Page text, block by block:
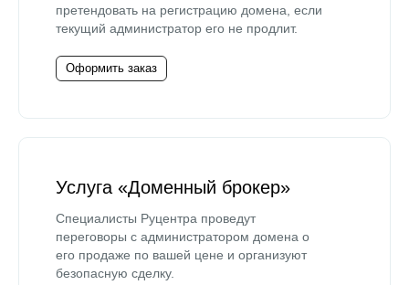
претендовать на регистрацию домена, если
текущий администратор его не продлит.
Оформить заказ
Услуга «Доменный брокер»
Специалисты Руцентра проведут
переговоры с администратором домена о
его продаже по вашей цене и организуют
безопасную сделку.